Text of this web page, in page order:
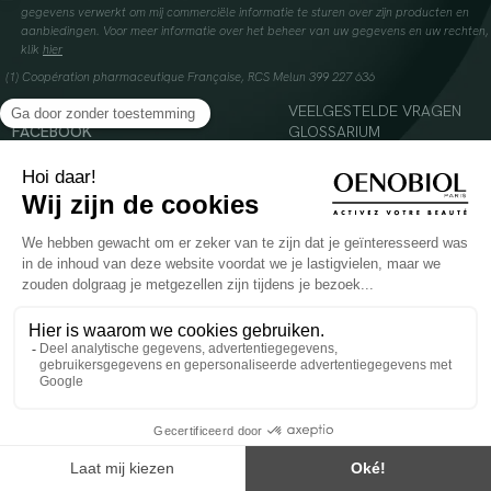
gegevens verwerkt om mij commerciële informatie te sturen over zijn producten en
aanbiedingen. Voor meer informatie over het beheer van uw gegevens en uw rechten,
klik hier
(1) Coopération pharmaceutique Française, RCS Melun 399 227 636
INSTAGRAM
FACEBOOK
YOUTUBE
VEELGESTELDE VRAGEN
GLOSSARIUM
© 2024 Oenobiol Paris
Voedingssupplement dat moet worden geconsumeerd als onderdeel van een gevarieerde,
overschrijden. Enkel voor volwassenen, buiten het bereik van kinderen houden.